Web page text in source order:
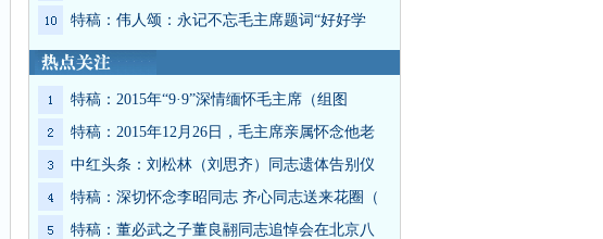
特稿：伟人颂：永记不忘毛主席题词“好好学
特稿：2015年“9·9”深情缅怀毛主席（组图
特稿：2015年12月26日，毛主席亲属怀念他老
中红头条：刘松林（刘思齐）同志遗体告别仪
特稿：深切怀念李昭同志 齐心同志送来花圈（
特稿：董必武之子董良翮同志追悼会在北京八